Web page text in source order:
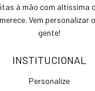
à mão com altíssima
Vem personalizar
gente!
INSTITUCIONAL
Personalize